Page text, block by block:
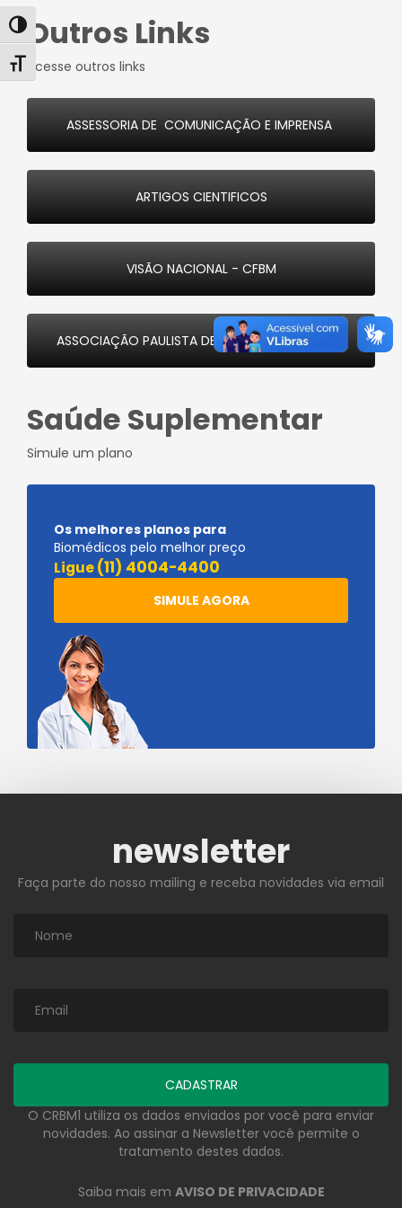
Alternar alto contraste
Alternar tamanho da fonte
Outros Links
Acesse outros links
ASSESSORIA DE COMUNICAÇÃO E IMPRENSA
ARTIGOS CIENTIFICOS
VISÃO NACIONAL - CFBM
ASSOCIAÇÃO PAULISTA DE BIOMEDICINA - APBM
Saúde Suplementar
Simule um plano
Os melhores planos para
Biomédicos pelo melhor preço
Ligue(11) 4004-4400
SIMULE AGORA
newsletter
Faça parte do nosso mailing e receba novidades via email
O CRBM1 utiliza os dados enviados por você para enviar
novidades. Ao assinar a Newsletter você permite o
tratamento destes dados.
Saiba mais em AVISO DE PRIVACIDADE